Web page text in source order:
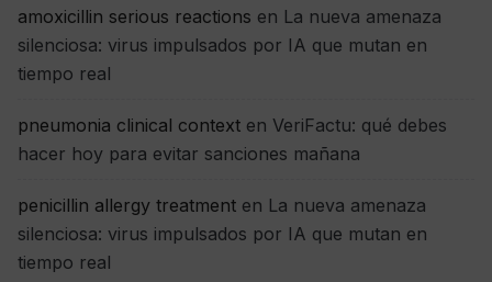
amoxicillin serious reactions en La nueva amenaza
silenciosa: virus impulsados por IA que mutan en
tiempo real
pneumonia clinical context en VeriFactu: qué debes
hacer hoy para evitar sanciones mañana
penicillin allergy treatment en La nueva amenaza
silenciosa: virus impulsados por IA que mutan en
tiempo real